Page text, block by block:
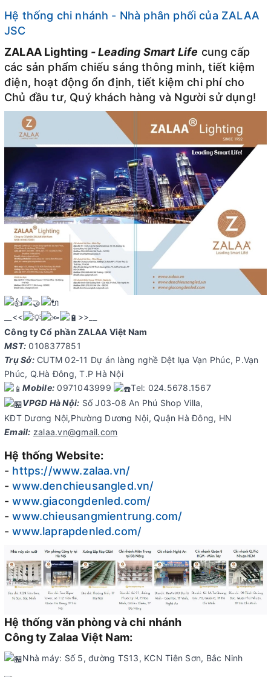
Hệ thống chi nhánh - Nhà phân phối của ZALAA
JSC
ZALAA Lighting -Leading Smart Life cung cấp
các sản phẩm chiếu sáng thông minh, tiết kiệm
điện, hoạt động ổn định, tiết kiệm chi phí cho
Chủ đầu tư, Quý khách hàng và Người sử dụng!
__<<
>>__
Công ty Cổ phần ZALAA Việt Nam
MST: 0108377851
Trụ Sở:CUTM 02-11 Dự án làng nghề Dệt lụa Vạn Phúc, P.Vạn
Phúc, Q.Hà Đông, T.P Hà Nội
Mobile: 0971043999
Tel: 024.5678.1567
VPGD Hà Nội: Số J03-08 An Phú Shop Villa,
KĐT Dương Nội,Phường Dương Nội, Quận Hà Đông, HN
Email: zalaa.vn@gmail.com
Hệ thống Website:
- https://www.zalaa.vn/
-www.denchieusangled.vn/
-www.giacongdenled.com/
-www.chieusangmientrung.com/
-www.laprapdenled.com/
Hệ thống văn phòng và chi nhánh
Công ty Zalaa Việt Nam:
Nhà máy: Số 5, đường TS13, KCN Tiên Sơn, Bắc Ninh